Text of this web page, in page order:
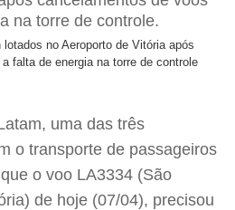
no Aeroporto de Vitória após
falta de energia na torre de controle
uma das três
o transporte de passageiros
o voo LA3334 (São
de hoje (07/04), precisou